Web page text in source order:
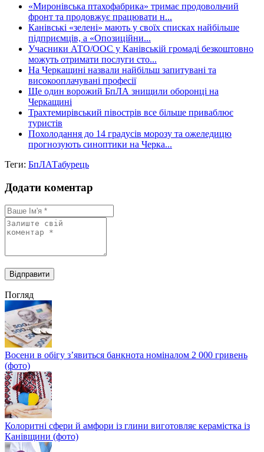
«Миронівська птахофабрика» тримає продовольчий
фронт та продовжує працювати н...
Канівські «зелені» мають у своїх списках найбільше
підприємців, а «Опозиційни...
Учасники АТО/ООС у Канівській громаді безкоштовно
можуть отримати послуги сто...
На Черкащині назвали найбільш запитувані та
високооплачувані професії
Ще один ворожий БпЛА знищили оборонці на
Черкащині
Трахтемирівський півострів все більше приваблює
туристів
Похолодання до 14 градусів морозу та ожеледицю
прогнозують синоптики на Черка...
Теги: БпЛАТабурець
Додати коментар
Погляд
Восени в обігу з’явиться банкнота номіналом 2 000 гривень
(фото)
Колоритні сфери й амфори із глини виготовляє керамістка із
Канівщини (фото)